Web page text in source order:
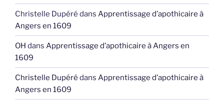
Christelle Dupéré dans Apprentissage d’apothicaire à
Angers en 1609
OH dans Apprentissage d’apothicaire à Angers en
1609
Christelle Dupéré dans Apprentissage d’apothicaire à
Angers en 1609